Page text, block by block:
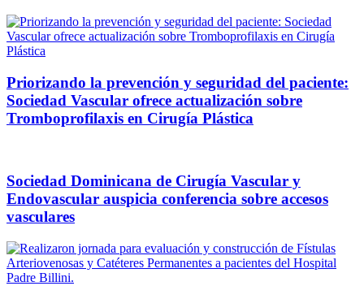
Priorizando la prevención y seguridad del paciente:
Sociedad Vascular ofrece actualización sobre
Tromboprofilaxis en Cirugía Plástica
Sociedad Dominicana de Cirugía Vascular y
Endovascular auspicia conferencia sobre accesos
vasculares